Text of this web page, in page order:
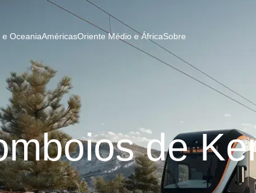
e OceaniaAméricasOriente Médio e ÁfricaSobre
de